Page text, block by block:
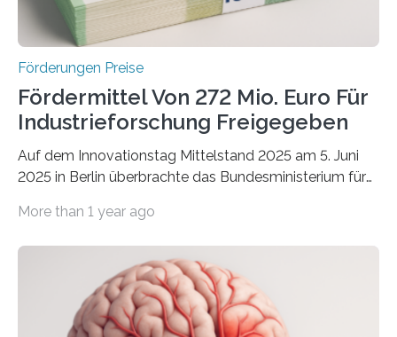
Förderungen Preise
Fördermittel Von 272 Mio. Euro Für
Industrieforschung Freigegeben
Auf dem Innovationstag Mittelstand 2025 am 5. Juni
2025 in Berlin überbrachte das Bundesministerium für
Überplanmäßige Verpflichtungsermächtigungen in
Woche vom Haushaltsausschuss freigegeben – unter
anderem zur Unterstützung der
Industrieforschungsprogramme Industrielle
Gemeinschaftsforschung (IGF), Zentrales
More than 1 year ago